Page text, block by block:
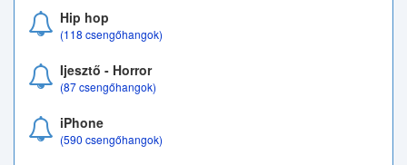
Hip hop
(118 csengőhangok)
Ijesztő - Horror
(87 csengőhangok)
iPhone
(590 csengőhangok)